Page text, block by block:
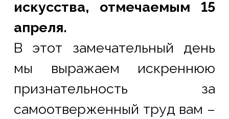
искусства, отмечаемым 15
апреля.
В этот замечательный день
мы выражаем искреннюю
признательность за
самоотверженный труд вам –